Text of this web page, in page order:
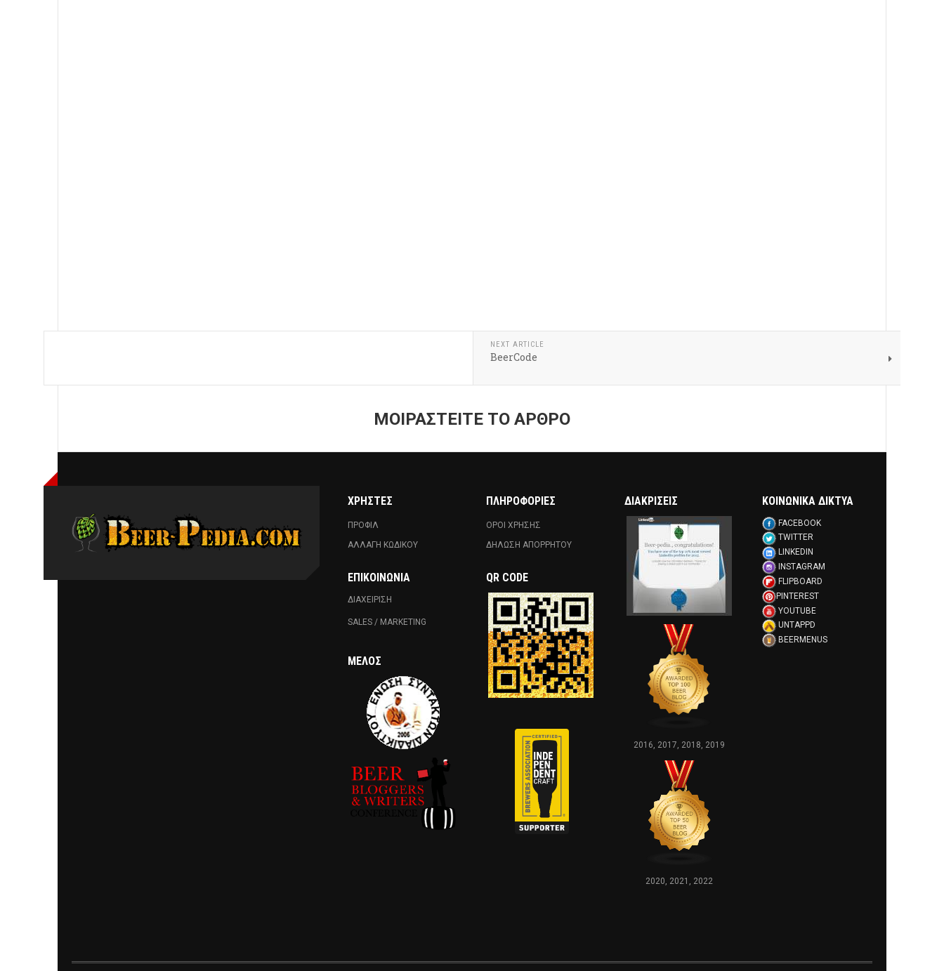
NEXT ARTICLE
BeerCode
ΜΟΙΡΑΣΤΕΙΤΕ ΤΟ ΑΡΘΡΟ
ΧΡΗΣΤΕΣ
ΠΡΟΦΙΛ
ΑΛΛΑΓΗ ΚΩΔΙΚΟΥ
ΕΠΙΚΟΙΝΩΝΊΑ
ΔΙΑΧΕΙΡΙΣΗ
SALES / MARKETING
ΜΈΛΟΣ
ΠΛΗΡΟΦΟΡΙΕΣ
ΟΡΟΙ ΧΡΗΣΗΣ
ΔΗΛΩΣΗ ΑΠΟΡΡΗΤΟΥ
QR CODE
ΔΙΑΚΡΊΣΕΙΣ
2016, 2017, 2018, 2019
2020, 2021, 2022
ΚΟΙΝΩΝΙΚΑ ΔΙΚΤΥΑ
FACEBOOK
TWITTER
LINKEDIN
INSTAGRAM
FLIPBOARD
PINTEREST
YOUTUBE
UNTAPPD
BEERMENUS